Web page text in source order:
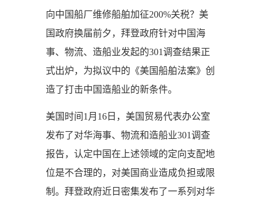
向中国船厂维修船舶加征200%关税？美
国政府换届前夕，拜登政府针对中国海
事、物流、造船业发起的301调查结果正
式出炉，为拟议中的《美国船舶法案》创
造了打击中国造船业的新条件。
美国时间1月16日，美国贸易代表办公室
发布了对华海事、物流和造船业301调查
报告，认定中国在上述领域的定向支配地
位是不合理的，对美国商业造成负担或限
制。拜登政府近日密集发布了一系列对华